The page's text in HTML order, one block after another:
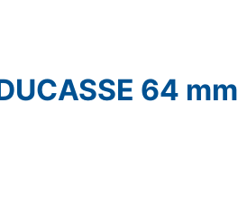
64 mm